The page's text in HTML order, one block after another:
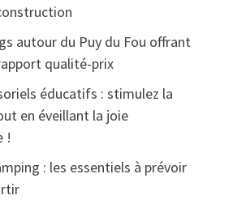
autour du Puy du Fou offrant
qualité-prix
éducatifs : stimulez la
en éveillant la joie
!
: les essentiels à prévoir